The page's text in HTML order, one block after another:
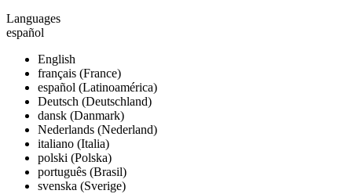
Languages
español
English
français (France)
español (Latinoamérica)
Deutsch (Deutschland)
dansk (Danmark)
Nederlands (Nederland)
italiano (Italia)
polski (Polska)
português (Brasil)
svenska (Sverige)